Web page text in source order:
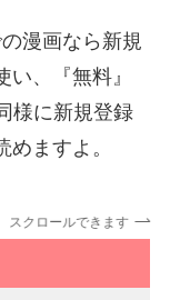
漫画なら新規
、『無料』
様に新規登録
ますよ。
スクロールできます